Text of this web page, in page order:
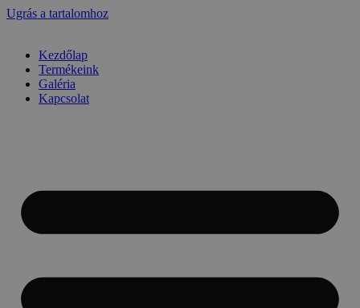
Ugrás a tartalomhoz
Kezdőlap
Termékeink
Galéria
Kapcsolat